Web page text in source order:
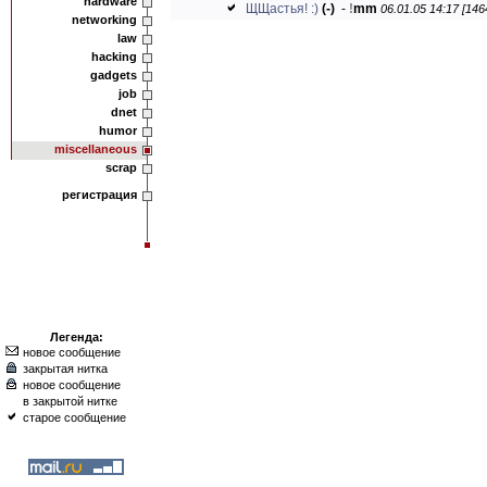
networking
law
hacking
gadgets
job
dnet
humor
miscellaneous
scrap
регистрация
Легенда:
новое сообщение
закрытая нитка
новое сообщение
в закрытой нитке
старое сообщение
ЩЩастья! :) (-) - !mm 06.01.05 14:17